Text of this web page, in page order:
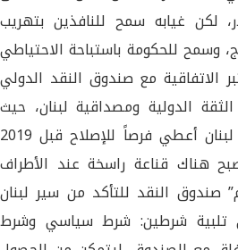
مليار دولار، لكن غيابه سمح للنافذين بتهريب
وسمح للحكومة باستباحة الاحتياطي
الاتفاقية مع صندوق النقد الدولي
الدولية ومصداقية لبنان، حيث
أثبتت التجارب السابقة أن لبنان أعطي فرصاً للإصلاح قبل 2019
هناك قناعة راسخة عند الأطراف
صندوق النقد للتأكد من سير لبنان
تلبية شرطين: شرط سياسي وشرط